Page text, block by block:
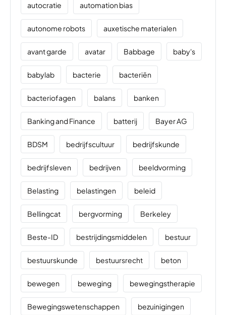
autocratie automation bias
autonome robots auxetische materialen
avant garde avatar Babbage baby's
babylab bacterie bacteriën
bacteriofagen balans banken
Banking and Finance batterij Bayer AG
BDSM bedrijfscultuur bedrijfskunde
bedrijfsleven bedrijven beeldvorming
Belasting belastingen beleid
Bellingcat bergvorming Berkeley
Beste-ID bestrijdingsmiddelen bestuur
bestuurskunde bestuursrecht beton
bewegen beweging bewegingstherapie
Bewegingswetenschappen bezuinigingen